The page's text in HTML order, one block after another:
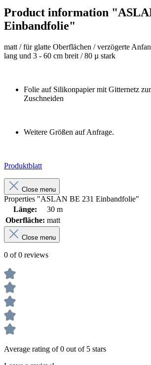
Product information
Einbandfolie"
matt / für glatte Oberflächen /verzögerte
lang und 3 - 60 cm breit /80 µ stark
Folie auf Silikonpapier mit Gitternetz
Zuschneiden
Weitere Größen auf Anfrage.
Produktblatt
Close menu
Properties "ASLAN BE 231 Einbandfolie"
Länge:
30 m
Oberfläche: matt
Close menu
0 of 0 reviews
Average rating of 0 out of 5 stars